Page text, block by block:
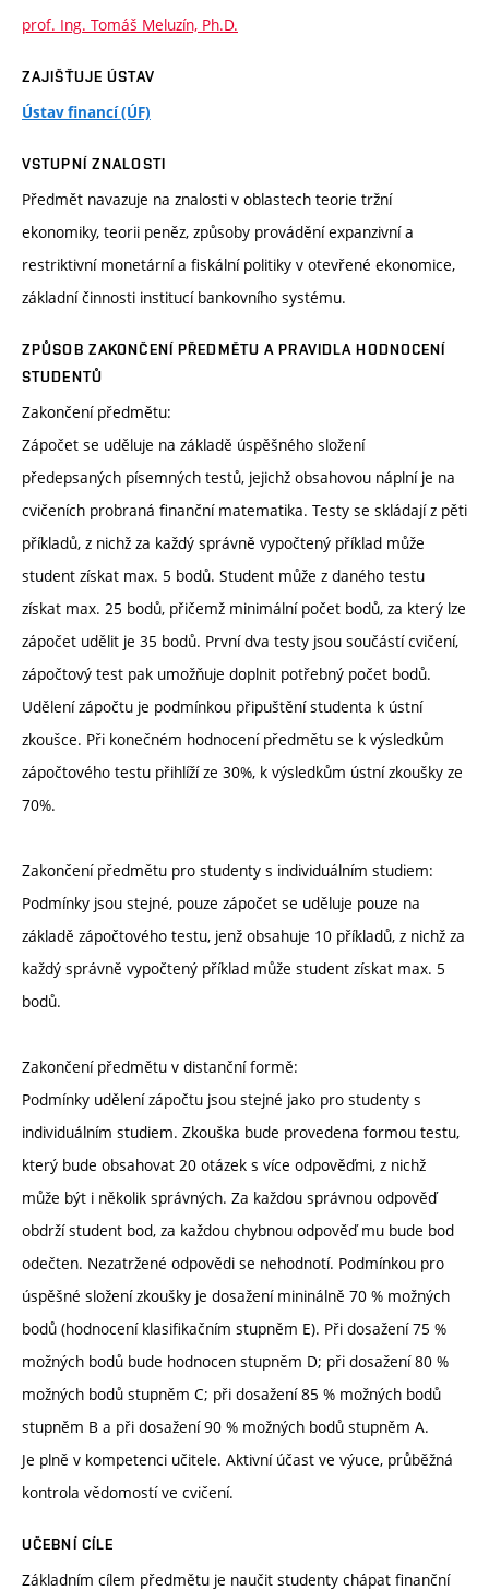
prof. Ing. Tomáš Meluzín, Ph.D.
ZAJIŠŤUJE ÚSTAV
Ústav financí (ÚF)
VSTUPNÍ ZNALOSTI
Předmět navazuje na znalosti v oblastech teorie tržní
ekonomiky, teorii peněz, způsoby provádění expanzivní a
restriktivní monetární a fiskální politiky v otevřené ekonomice,
základní činnosti institucí bankovního systému.
ZPŮSOB ZAKONČENÍ PŘEDMĚTU A PRAVIDLA HODNOCENÍ
STUDENTŮ
Zakončení předmětu:
Zápočet se uděluje na základě úspěšného složení
předepsaných písemných testů, jejichž obsahovou náplní je na
cvičeních probraná finanční matematika. Testy se skládají z pěti
příkladů, z nichž za každý správně vypočtený příklad může
student získat max. 5 bodů. Student může z daného testu
získat max. 25 bodů, přičemž minimální počet bodů, za který lze
zápočet udělit je 35 bodů. První dva testy jsou součástí cvičení,
zápočtový test pak umožňuje doplnit potřebný počet bodů.
Udělení zápočtu je podmínkou připuštění studenta k ústní
zkoušce. Při konečném hodnocení předmětu se k výsledkům
zápočtového testu přihlíží ze 30%, k výsledkům ústní zkoušky ze
70%.
Zakončení předmětu pro studenty s individuálním studiem:
Podmínky jsou stejné, pouze zápočet se uděluje pouze na
základě zápočtového testu, jenž obsahuje 10 příkladů, z nichž za
každý správně vypočtený příklad může student získat max. 5
bodů.
Zakončení předmětu v distanční formě:
Podmínky udělení zápočtu jsou stejné jako pro studenty s
individuálním studiem. Zkouška bude provedena formou testu,
který bude obsahovat 20 otázek s více odpověďmi, z nichž
může být i několik správných. Za každou správnou odpověď
obdrží student bod, za každou chybnou odpověď mu bude bod
odečten. Nezatržené odpovědi se nehodnotí. Podmínkou pro
úspěšné složení zkoušky je dosažení mininálně 70 % možných
bodů (hodnocení klasifikačním stupněm E). Při dosažení 75 %
možných bodů bude hodnocen stupněm D; při dosažení 80 %
možných bodů stupněm C; při dosažení 85 % možných bodů
stupněm B a při dosažení 90 % možných bodů stupněm A.
Je plně v kompetenci učitele. Aktivní účast ve výuce, průběžná
kontrola vědomostí ve cvičení.
UČEBNÍ CÍLE
Základním cílem předmětu je naučit studenty chápat finanční